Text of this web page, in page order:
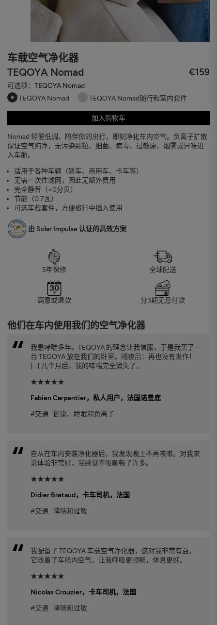
车载空气净化器
TEQOYA Nomad
€159
Nomad 轻便低调，陪伴你的出行，即刻净化车内空气。负离子扩散
保证空气纯净，无污染颗粒、细菌、病毒、过敏原、烟雾或异味进
入车舱。
适用于各种车辆（轿车、商用车、卡车等）
无需一次性滤网，因此无额外费用
完全静音（<0分贝）
节能（0.7瓦）
可选车载套件，方便旅行中插入使用
由 Solar Impulse 认证的高效方案
可选项： TEQOYA Nomad
TEQOYA Nomad
TEQOYA Nomad随行和室内套件
加入购物车
5年保修 全球配送
满意或退款 分3期无息付款
他们在车内使用我们的空气净化器
我患哮喘多年。TEQOYA 的理念让我信服，于是我买了一
台 TEQOYA 放在我们的卧室。隔夜后：再也没有发作！
[…] 几个月后，我的哮喘完全消失了。
★★★★★
Fabien Carpentier，私人用户，法国诺曼底
#交通
健康、睡眠和负离子
自从在车内安装净化器后，我发现晚上不再咳嗽。对我来
说体验非常好，我感觉呼吸顺畅了许多。
★★★★★
Didier Bretaud，卡车司机，法国
#交通
哮喘和过敏
我配备了 TEQOYA 车载空气净化器，这对我非常有益，
它改善了车舱内空气，让我呼吸更顺畅，休息更好。
★★★★★
Nicolas Crouzier，卡车司机，法国
#交通
哮喘和过敏